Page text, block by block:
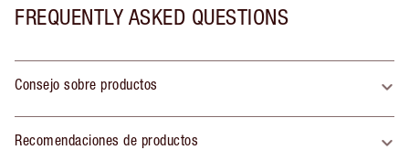
FREQUENTLY ASKED QUESTIONS
Consejo sobre productos
Recomendaciones de productos